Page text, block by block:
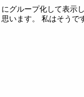
グループ化して表示
います。 私はそうで